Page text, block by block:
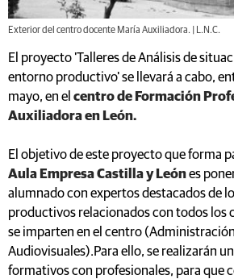
Exterior del centro docente María Auxiliadora. | L.N.C.
El proyecto 'Talleres de Análisis de
entorno productivo' se llevará a cabo,
mayo, en el centro de Formación
Auxiliadora en León.
El objetivo de este proyecto que forma
Aula Empresa Castilla y Leónes
alumnado con expertos destacados de
productivos relacionados con todos los
se imparten en el centro
Audiovisuales).Para ello, se realizarán
formativos con profesionales, para que